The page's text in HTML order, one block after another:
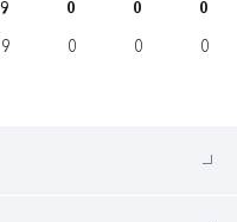
9 0 0 0
9 0 0 0